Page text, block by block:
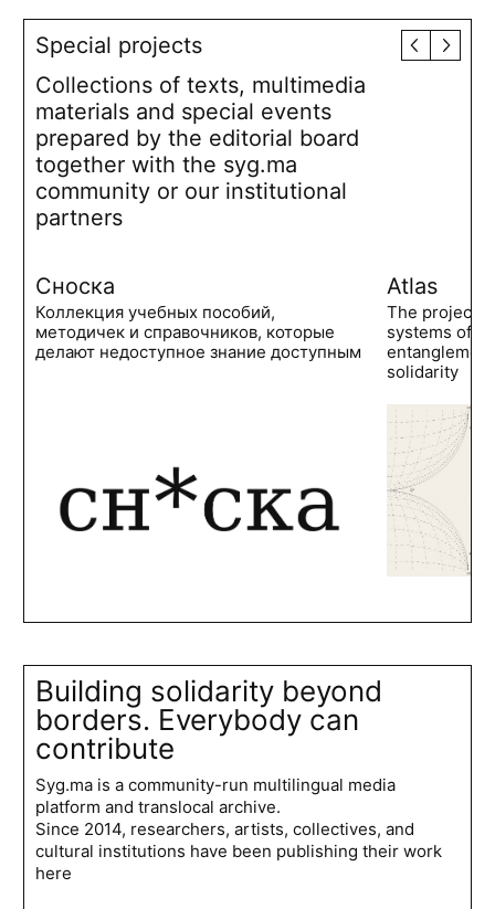
Special projects
Collections of texts, multimedia
materials and special events
prepared by the editorial board
together with the syg.ma
community or our institutional
partners
Сноска
Коллекция учебных пособий,
методичек и справочников, которые
делают недоступное знание доступным
Atlas
The project
systems of
solidarity
Building solidarity beyond
borders. Everybody can
contribute
Syg.ma is a community-run multilingual media
platform and translocal archive.
Since 2014, researchers, artists, collectives, and
cultural institutions have been publishing their work
here